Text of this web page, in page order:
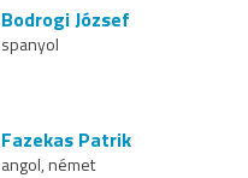
Bodrogi József
spanyol
Fazekas Patrik
angol, német